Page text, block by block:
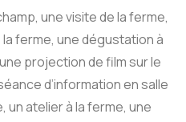
une visite de la ferme,
la ferme, une dégustation à
projection de film sur le
d’information en salle
un atelier à la ferme, une